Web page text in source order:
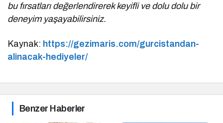
bu fırsatları değerlendirerek keyifli ve dolu dolu bir
deneyim yaşayabilirsiniz.
Kaynak: https://gezimaris.com/gurcistandan-
alinacak-hediyeler/
Benzer Haberler